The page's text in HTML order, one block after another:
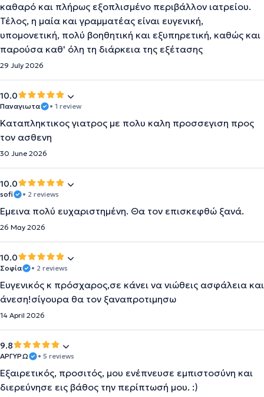
καθαρό και πλήρως εξοπλισμένο περιβάλλον ιατρείου.
Τέλος, η μαία και γραμματέας είναι ευγενική,
υπομονετική, πολύ βοηθητική και εξυπηρετική, καθώς και
παρούσα καθ' όλη τη διάρκεια της εξέτασης
29 July 2026
10.0
Παναγιωτα • 1 review
Καταπληκτικος γιατρος με πολυ καλη προσσεγιση προς
τον ασθενη
30 June 2026
10.0
sofi • 2 reviews
Έμεινα πολύ ευχαριστημένη. Θα τον επισκεφθώ ξανά.
26 May 2026
10.0
Σοφία • 2 reviews
Ευγενικός κ πρόσχαρος,σε κάνει να νιώθεις ασφάλεια και
άνεση!σίγουρα θα τον ξαναπροτιμησω
14 April 2026
9.8
ΑΡΓΥΡΩ • 5 reviews
Εξαιρετικός, προσιτός, μου ενέπνευσε εμπιστοσύνη και
διερεύνησε εις βάθος την περίπτωσή μου. :)